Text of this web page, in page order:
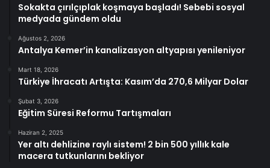
Sokakta çırılçıplak koşmaya başladı! Sebebi sosyal
medyada gündem oldu
Ağustos 2, 2026
Antalya Kemer’in kanalizasyon altyapısı yenileniyor
Mart 18, 2026
Türkiye İhracatı Artışta: Kasım’da 270,6 Milyar Dolar
Şubat 3, 2026
Eğitim Süresi Reformu Tartışmaları
Haziran 2, 2025
Yer altı dehlizine raylı sistem! 2 bin 500 yıllık kale
macera tutkunlarını bekliyor